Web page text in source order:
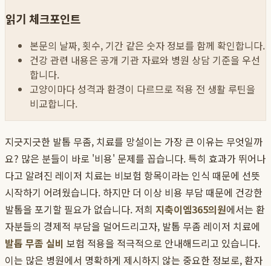
읽기 체크포인트
본문의 날짜, 횟수, 기간 같은 숫자 정보를 함께 확인합니다.
건강 관련 내용은 공개 기관 자료와 병원 상담 기준을 우선
합니다.
고양이마다 성격과 환경이 다르므로 적용 전 생활 루틴을
비교합니다.
지긋지긋한 발톱 무좀, 치료를 망설이는 가장 큰 이유는 무엇일까
요? 많은 분들이 바로 '비용' 문제를 꼽습니다. 특히 효과가 뛰어나
다고 알려진 레이저 치료는 비보험 항목이라는 인식 때문에 선뜻
시작하기 어려웠습니다. 하지만 더 이상 비용 부담 때문에 건강한
발톱을 포기할 필요가 없습니다. 저희 지축이엠365의원에서는 환
자분들의 경제적 부담을 덜어드리고자, 발톱 무좀 레이저 치료에
발톱 무좀 실비 보험 적용을 적극적으로 안내해드리고 있습니다.
이는 많은 병원에서 명확하게 제시하지 않는 중요한 정보로, 환자